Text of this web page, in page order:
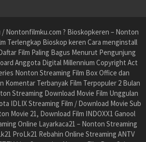
Nontonfilmku.com ? Bioskopkeren – Nonton
Terlengkap Bioskop keren Cara menginstall
Film Paling Bagus Menurut Pengunjung
Anggota Digital Millennium Copyright Act
Nonton Streaming Film Box Office dan
Komentar Terbanyak Film Terpopuler 2 Bulan
Streaming Download Movie Film Unggulan
IDLIX Streaming Film / Download Movie Sub
Movie 21, Download Film INDOXX1 Ganool
Online Layarkaca21 – Nonton Streaming
ProLk21 Rebahin Online Streaming ANTV